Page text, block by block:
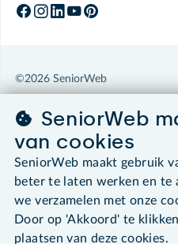
©2026 SeniorWeb
Algemene voorwaarden
Cookies en cookie-instellingen
Disclaimer
Privacybeleid
About SeniorWeb
SeniorWeb
van cookies
SeniorWeb maakt gebruik
beter te laten werken en te
we verzamelen met onze
Door op 'Akkoord' te
plaatsen van deze cookies.